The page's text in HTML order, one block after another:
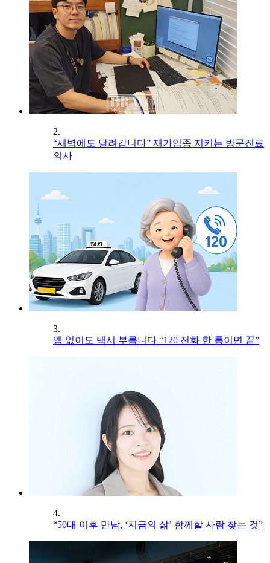
2.
“새벽에도 달려갑니다” 재가임종 지키는 방문진료
의사
3.
앱 없이도 택시 부릅니다 “120 전화 한 통이면 끝”
4.
“50대 이후 만남, ‘지금의 삶’ 함께할 사람 찾는 것”